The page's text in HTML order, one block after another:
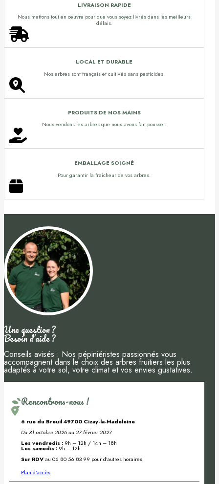
LIVRAISON RAPIDE
Nous mettons tout en oeuvre pour que vous soyez livrés dans les meilleurs
délais.
LOCAL ET DURABLE
Nos arbres sont français et cultivés sans pesticides.
PRODUITS DE NOS MAINS
Nous vendons les arbres que nous avons fait pousser.
EMBALLAGE SOIGNÉ
Pour garantir la fraîcheur de vos arbres.
Une question ?
Besoin d’aide ?
Conseils avisés : Nos pépiniéristes passionnés vous
accompagnent dans le choix des arbres fruitiers les plus
adaptés à votre sol, votre climat et vos envies gustatives.
Rencontrons-nous !
6 rue du Breuil 49700 Cizay-la-Madeleine
Du 31 octobre 2026 au 27 février 2027
Les vendredis : 9h – 12h / 14h – 18h
Les samedis : 9h – 12h
Sur RDVau 06 80 56 83 99 pour d’autres horaires
Plan d’accès